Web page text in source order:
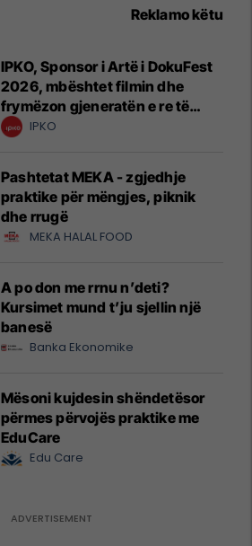
Reklamo këtu
IPKO, Sponsor i Artë i DokuFest
2026, mbështet filmin dhe
frymëzon gjeneratën e re të
krijuesve
IPKO
Pashtetat MEKA - zgjedhje
praktike për mëngjes, piknik
dhe rrugë
MEKA HALAL FOOD
A po don me rrnu n’deti?
Kursimet mund t’ju sjellin një
banesë
Banka Ekonomike
Mësoni kujdesin shëndetësor
përmes përvojës praktike me
EduCare
Edu Care